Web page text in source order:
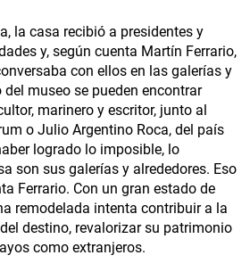
la casa recibió a presidentes y
y, según cuenta Martín Ferrario,
con ellos en las galerías y
museo se pueden encontrar
marinero y escritor, junto al
o Julio Argentino Roca, del país
logrado lo imposible, lo
son sus galerías y alrededores. Eso
Ferrario. Con un gran estado de
remodelada intenta contribuir a la
destino, revalorizar su patrimonio
como extranjeros.